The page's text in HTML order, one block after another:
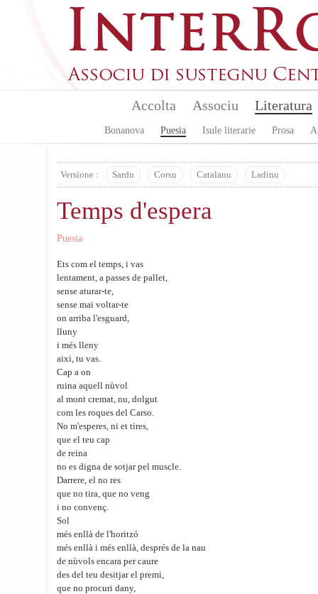
Accolta Associu Literatura
Bonanova Puesia Isule literarie Prosa
Versione : Sardu Corsu Catalanu Ladinu
Temps d'espera
Puesia
Ets com el temps, i vas
lentament, a passes de pallet,
sense aturar-te,
sense mai voltar-te
on arriba l'esguard,
lluny
i més lleny
aixi, tu vas.
Cap a on
ruina aquell nùvol
al mont cremat, nu, dolgut
com les roques del Carso.
No m'esperes, ni et tires,
que el teu cap
de reina
no es digna de sotjar pel muscle.
Darrere, el no res
que no tira, que no veng
i no convenç.
Sol
més enllà de l'horitzó
més enllà i més enllà, després de la nau
de nùvols encara per caure
des del teu desitjar el premi,
que no procuri dany,